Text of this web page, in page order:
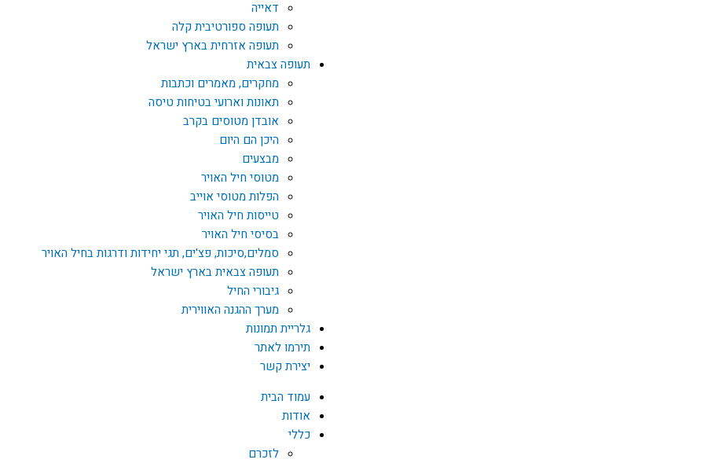
דאייה
תעופה ספורטיבית קלה
תעופה אזרחית בארץ ישראל
תעופה צבאית
מחקרים, מאמרים וכתבות
תאונות וארועי בטיחות טיסה
אובדן מטוסים בקרב
היכן הם היום
מבצעים
מטוסי חיל האויר
הפלות מטוסי אוייב
טייסות חיל האויר
בסיסי חיל האויר
סמלים,סיכות, פצ'ים, תגי יחידות ודרגות בחיל האויר
תעופה צבאית בארץ ישראל
גיבורי החיל
מערך ההגנה האווירית
גלריית תמונות
תירמו לאתר
יצירת קשר
עמוד הבית
אודות
כללי
לזכרם